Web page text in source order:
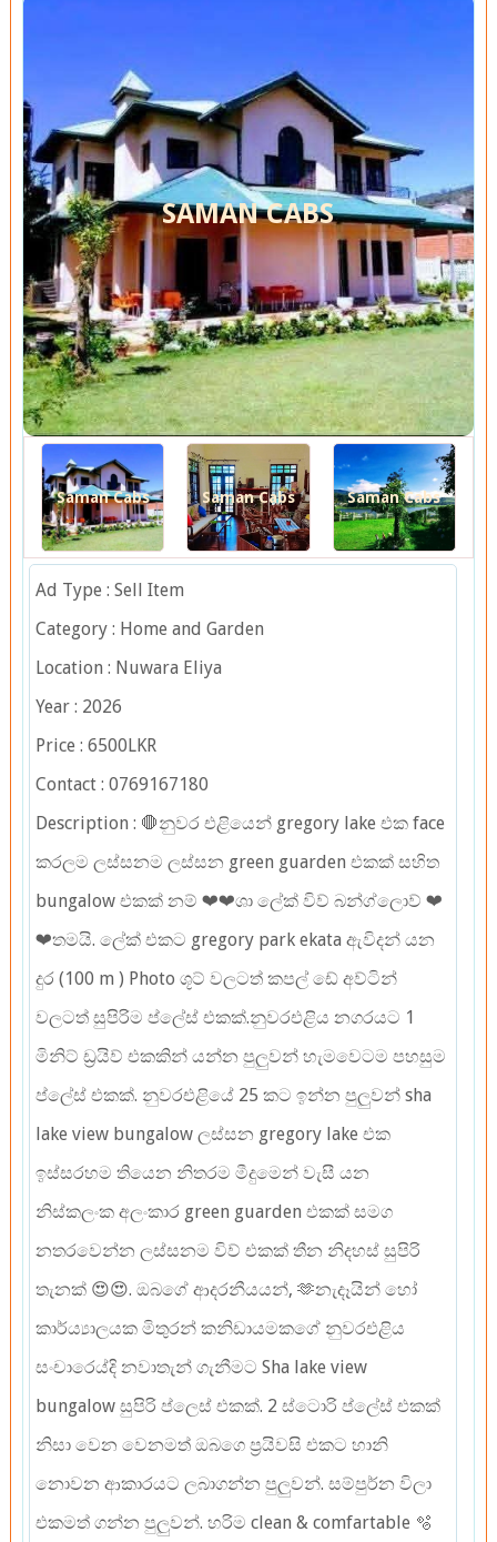
SAMAN CABS
Saman Cabs Saman Cabs Saman Cabs
Ad Type : Sell Item
Category : Home and Garden
Location : Nuwara Eliya
Year : 2026
Price : 6500LKR
Contact : 0769167180
Description : 🛑නුවර එළියෙන් gregory lake එක face
කරලම ලස්සනම ලස්සන green guarden එකක් සහිත
bungalow එකක් නම් ❤❤ශා ලේක් විව් බන්ග්ලොව් ❤
❤තමයි. ලේක් එකට gregory park ekata ඇවිදන් යන
දුර (100 m ) Photo ශූට් වලටත් කපල් ඩේ අව්ටින්
වලටත් සුපිරිම ප්ලේස් එකක්.නුවරඑළිය නගරයට 1
මිනිට් ඩ්‍රයිව් එකකින් යන්න පුලුවන් හැමවෙටම පහසුම
ප්ලේස් එකක්. නුවරඑළියේ 25 කට ඉන්න පුලුවන් sha
lake view bungalow ලස්සන gregory lake එක
ඉස්සරහම තියෙන නිතරම මීදුමෙන් වැසී යන
නිස්කලංක අලංකාර green guarden එකක් සමග
නතරවෙන්න ලස්සනම විව් එකක් තීන නිදහස් සුපිරි
තැනක් 😍😍. ඔබගේ ආදරනීයයන්, 🫶නැදෑයින් හෝ
කාර්ය්‍යාලයක මිතුරන් කනිඩායමකගේ නුවරඑළිය
සංචාරෙය්දි නවාතැන් ගැනීමට Sha lake view
bungalow සුපිරි ප්ලෙස් එකක්. 2 ස්ටොරි ප්ලේස් එකක්
නිසා වෙන වෙනමත් ඔබගෙ ප්‍රයිවසි එකට හානි
නොවන ආකාරයට ලබාගන්න පුලුවන්. සම්පුර්න විලා
එකමත් ගන්න පුලුවන්. හරිම clean & comfartable 🫧